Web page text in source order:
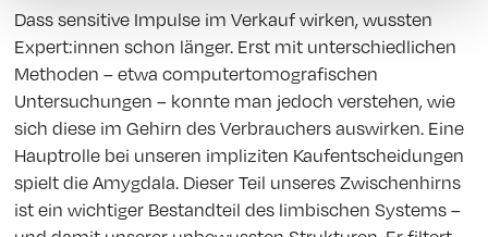
Dass sensitive Impulse im Verkauf wirken, wussten
Expert:innen schon länger. Erst mit unterschiedlichen
Methoden – etwa computertomografischen
Untersuchungen – konnte man jedoch verstehen, wie
sich diese im Gehirn des Verbrauchers auswirken. Eine
Hauptrolle bei unseren impliziten Kaufentscheidungen
spielt die Amygdala. Dieser Teil unseres Zwischenhirns
ist ein wichtiger Bestandteil des limbischen Systems –